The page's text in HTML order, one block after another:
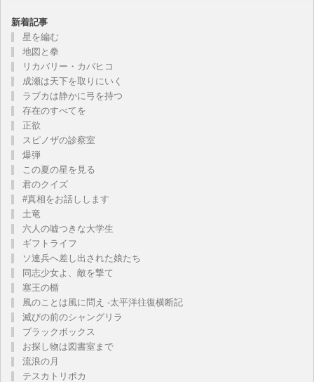
新着記事
星を編む
地図と拳
リカバリー・カバヒコ
成瀬は天下を取りにいく
ラブカは静かに弓を持つ
存在のすべてを
正欲
スピノザの診察室
爆弾
この夏の星を見る
君のクイズ
#真相をお話しします
土竜
六人の嘘つきな大学生
ギフトライフ
ソ連兵へ差し出された娘たち
同志少女よ、敵を撃て
塞王の楯
風のことは風に問え -太平洋往復横断記
滅びの前のシャングリラ
ブラックボックス
お探し物は図書室まで
流浪の月
テスカトリポカ